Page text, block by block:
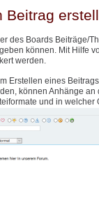
Beitrag
des Boards Beiträge/
können. Mit Hilfe
werden.
Erstellen eines
können Anhänge
und in